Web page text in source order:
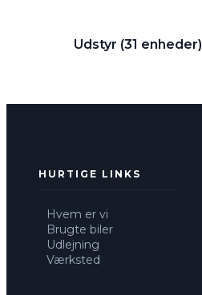
Udstyr (31 enheder)
HURTIGE LINKS
Hvem er vi
Brugte biler
Udlejning
Værksted